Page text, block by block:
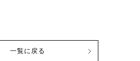
一覧に戻る